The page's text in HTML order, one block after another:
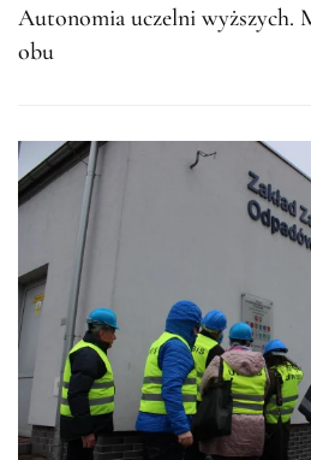
Autonomia uczelni wyższych.
obu